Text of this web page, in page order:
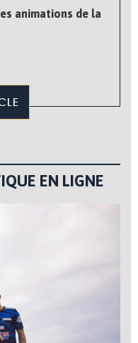
animations de la
EN LIGNE